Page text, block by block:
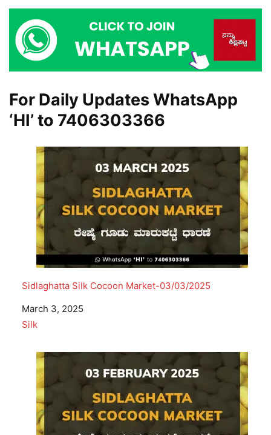
For Daily Updates WhatsApp
‘HI’ to 7406303366
Sidlaghatta Silk Cocoon Market-03/03/2025
Date
March 3, 2025
In relation to
Silk